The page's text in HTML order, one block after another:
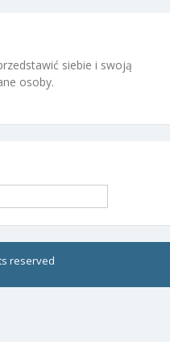
siebie i swoją
osoby.
reserved